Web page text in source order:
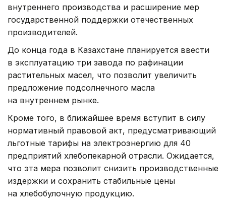
внутреннего производства и расширение мер
государственной поддержки отечественных
производителей.
До конца года в Казахстане планируется ввести
в эксплуатацию три завода по рафинации
растительных масел, что позволит увеличить
предложение подсолнечного масла
на внутреннем рынке.
Кроме того, в ближайшее время вступит в силу
нормативный правовой акт, предусматривающий
льготные тарифы на электроэнергию для 40
предприятий хлебопекарной отрасли. Ожидается,
что эта мера позволит снизить производственные
издержки и сохранить стабильные цены
на хлебобулочную продукцию.